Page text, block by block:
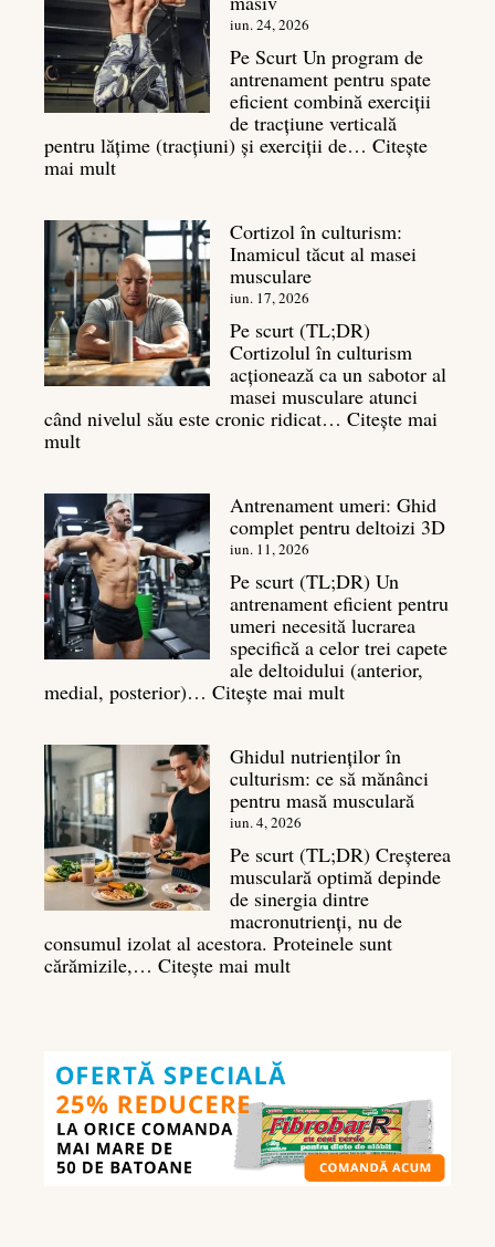
sa
cu
masa
musculară
iun. 24, 2026
Pe Scurt Un program de
antrenament pentru spate
eficient combină exerciții
de tracțiune verticală
pentru lățime (tracțiuni) și exerciții de… Citește
mai mult:
Top
7
mișcări
pentru
un
spate
masiv
Cortizol în culturism:
Inamicul tăcut al masei
musculare
iun. 17, 2026
Pe scurt (TL;DR)
Cortizolul în culturism
acționează ca un sabotor al
masei musculare atunci
când nivelul său este cronic ridicat… Citește mai
mult:
culturism:
Inamicul
tăcut
al
masei
musculare
Antrenament umeri: Ghid
complet pentru deltoizi 3D
iun. 11, 2026
Pe scurt (TL;DR) Un
antrenament eficient pentru
umeri necesită lucrarea
specifică a celor trei capete
ale deltoidului (anterior,
medial, posterior)… Citește mai mult:
Ghid
complet
pentru
3D
Ghidul nutrienților în
culturism: ce să mănânci
pentru masă musculară
iun. 4, 2026
Pe scurt (TL;DR) Creșterea
musculară optimă depinde
de sinergia dintre
macronutrienți, nu de
consumul izolat al acestora. Proteinele sunt
cărămizile,… Citește mai mult:
mănânci
pentru
masă
musculară